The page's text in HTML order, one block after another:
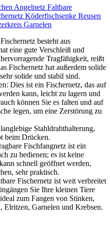
Angelnetz Faltbare
Köderfischsenke Reusen
Garnelen
besteht aus
eine gute Verschleiß und
Tragfähigkeit, reißt
Fischernetz hat außerdem solide
solide und stabil sind.
Dies ist ein Fischernetz, das auf
kann, leicht zu lagern und
können Sie es falten und auf
legen, um eine Zerstörung zu
Stahldrahthalterung,
beim Drücken.
Fischfangnetz ist ein
zu bedienen; es ist keine
schnell geöffnet werden,
sehr praktisch.
Fischernetz ist weit verbreitet
Sie Ihre kleinen Tiere
zum Fangen von Stinken,
Elritzen, Garnelen und Krebsen.